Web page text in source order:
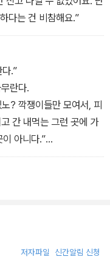
다는 건 비참해요.”
.”
란다.
? 깍쟁이들만 모여서, 피
간 내먹는 그런 곳에 가
아니다.”
저자파일 신간알림 신청